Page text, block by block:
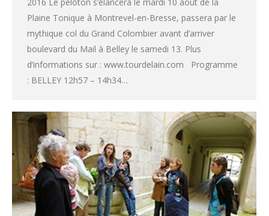
Plaine Tonique à Montrevel-en-Bresse, passera par le
mythique col du Grand Colombier avant d’arriver
boulevard du Mail à Belley le samedi 13. Plus
d’informations sur : www.tourdelain.com Programme
: BELLEY 12h57 – 14h34…